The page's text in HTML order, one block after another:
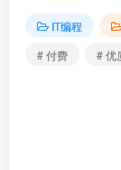
IT编程
# 付费
# 优